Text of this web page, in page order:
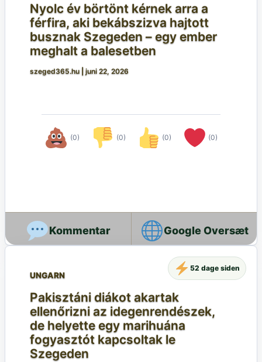
Nyolc év börtönt kérnek arra a
férfira, aki bekábszizva hajtott
busznak Szegeden – egy ember
meghalt a balesetben
szeged365.hu juni 22, 2026
(0) (0) (0) (0)
Google Oversæt
UNGARN
Pakisztáni diákot akartak
ellenőrizni az idegenrendészek,
de helyette egy marihuána
fogyasztót kapcsoltak le
Szegeden
52 dage siden